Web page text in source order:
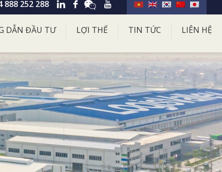
888 252 288
DẪN ĐẦU TƯ LỢI THẾ TIN TỨC LIÊN HỆ